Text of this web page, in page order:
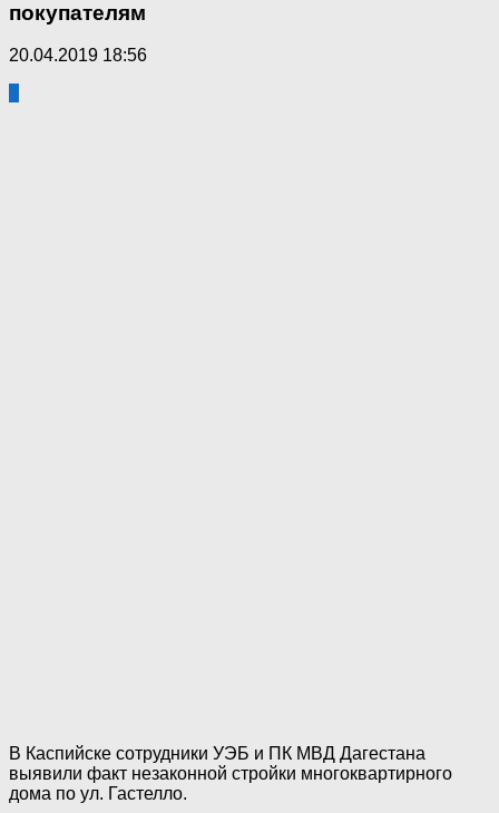
покупателям
20.04.2019 18:56
В Каспийске сотрудники УЭБ и ПК МВД Дагестана
выявили факт незаконной стройки многоквартирного
дома по ул. Гастелло.